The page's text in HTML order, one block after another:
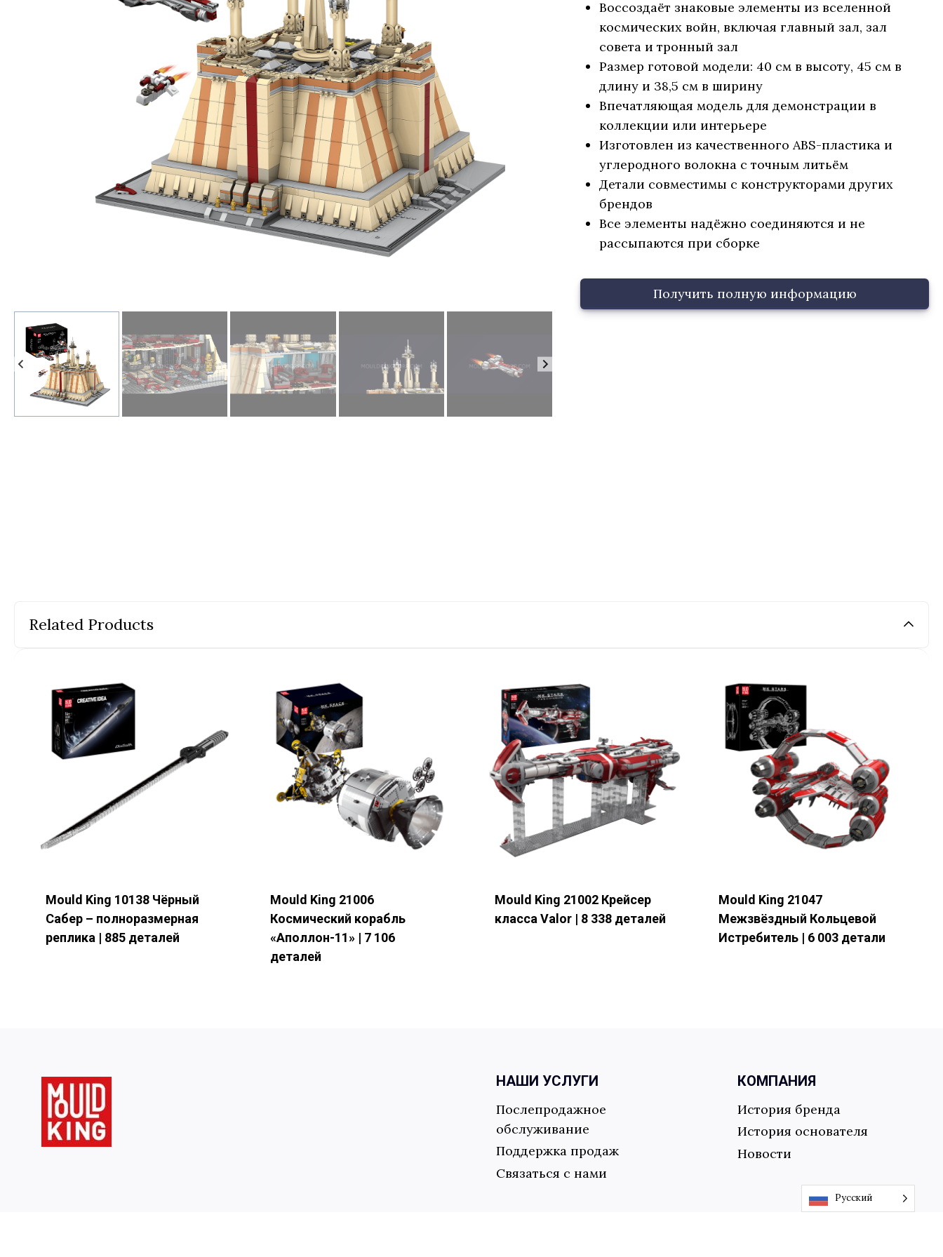
Воссоздаёт знаковые элементы из вселенной
космических войн, включая главный зал, зал
совета и тронный зал
Размер готовой модели: 40 см в высоту, 45 см в
длину и 38,5 см в ширину
Впечатляющая модель для демонстрации в
коллекции или интерьере
Изготовлен из качественного ABS-пластика и
углеродного волокна с точным литьём
Детали совместимы с конструкторами других
брендов
Все элементы надёжно соединяются и не
рассыпаются при сборке
Получить полную информацию
Название продукта*
Страна
Подробности запроса
Отправить форму
Related Products
Mould King 10138 Чёрный
Сабер – полноразмерная
реплика | 885 деталей
Mould King 21006
Космический корабль
«Аполлон-11» | 7 106
деталей
Mould King 21002 Крейсер
класса Valor | 8 338 деталей
Mould King 21047
Межзвёздный Кольцевой
Истребитель | 6 003 детали
НАШИ УСЛУГИ
Послепродажное
обслуживание
Поддержка продаж
Связаться с нами
КОМПАНИЯ
История бренда
История основателя
Новости
Русский